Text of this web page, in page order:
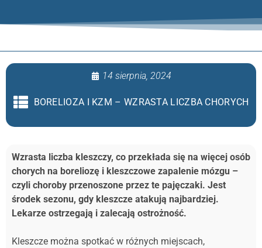
14 sierpnia, 2024
BORELIOZA I KZM – WZRASTA LICZBA CHORYCH
Wzrasta liczba kleszczy, co przekłada się na więcej osób
chorych na boreliozę i kleszczowe zapalenie mózgu –
czyli choroby przenoszone przez te pajęczaki. Jest
środek sezonu, gdy kleszcze atakują najbardziej.
Lekarze ostrzegają i zalecają ostrożność.
Kleszcze można spotkać w różnych miejscach,